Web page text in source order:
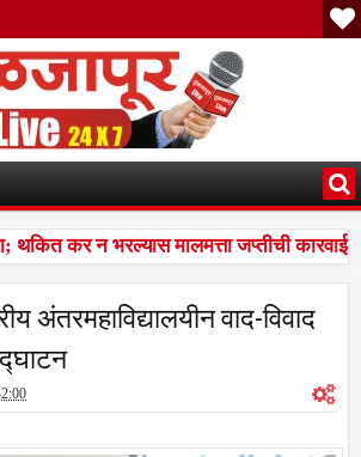
कर न भरल्यास मालमत्ता जप्तीची कारवाई
विद्यार्थ्यांना प्रेरणादायी वारसा
7:37 PM
कर न भरल्यास मालमत्ता जप्तीची कारवाई
अंतरमहाविद्यालयीन वाद-विवाद